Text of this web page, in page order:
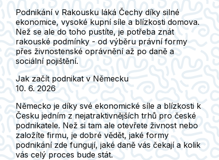
Podnikání v Rakousku láká Čechy díky silné
ekonomice, vysoké kupní síle a blízkosti domova.
Než se ale do toho pustíte, je potřeba znát
rakouské podmínky - od výběru právní formy
přes živnostenské oprávnění až po daně a
sociální pojištění.
Jak začít podnikat v Německu
10. 6. 2026
Německo je díky své ekonomické síle a blízkosti k
Česku jedním z nejatraktivnějších trhů pro české
podnikatele. Než si tam ale otevřete živnost nebo
založíte firmu, je dobré vědět, jaké formy
podnikání zde fungují, jaké daně vás čekají a kolik
vás celý proces bude stát.